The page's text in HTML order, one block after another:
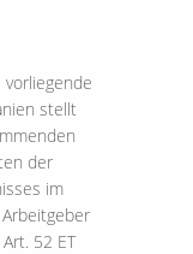
vorliegende
stellt
der
im
52 ET